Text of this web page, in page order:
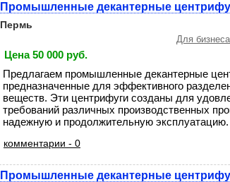
Промышленные декантерные
Пермь
Для
Цена 50 000 руб.
Предлагаем промышленные декантерные
предназначенные для эффективного
веществ. Эти центрифуги созданы для
требований различных производственных
надежную и продолжительную
комментарии - 0
Промышленные декантерные